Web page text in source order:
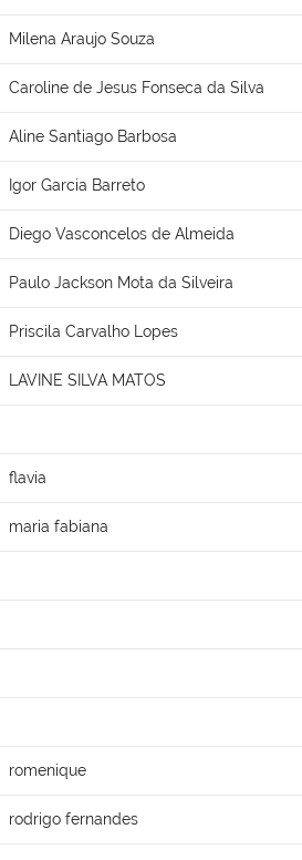
Milena Araujo Souza
Caroline de Jesus Fonseca da Silva
Aline Santiago Barbosa
Igor Garcia Barreto
Diego Vasconcelos de Almeida
Paulo Jackson Mota da Silveira
Priscila Carvalho Lopes
LAVINE SILVA MATOS
flavia
maria fabiana
romenique
rodrigo fernandes